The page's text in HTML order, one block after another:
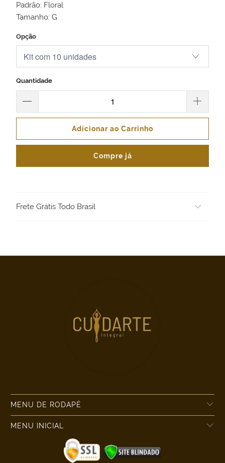
Padrão: Floral
Tamanho: G
Opção
Quantidade
Adicionar ao Carrinho
Compre já
Frete Grátis Todo Brasil
MENU DE RODAPÉ
MENU INICIAL